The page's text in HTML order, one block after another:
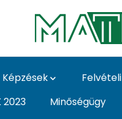
Képzések Felvételi
2023 Minőségügy